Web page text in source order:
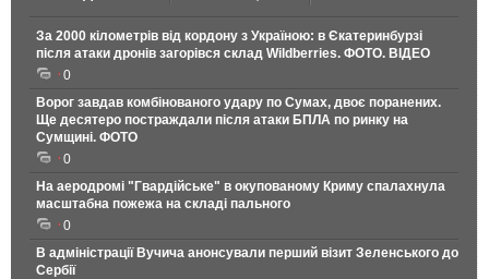
За 2000 кілометрів від кордону з Україною: в Єкатеринбурзі
після атаки дронів загорівся склад Wildberries. ФОТО. ВІДЕО
0
Ворог завдав комбінованого удару по Сумах, двоє поранених.
Ще десятеро постраждали після атаки БПЛА по ринку на
Сумщині. ФОТО
0
На аеродромі "Гвардійське" в окупованому Криму спалахнула
масштабна пожежа на складі пального
0
В адміністрації Вучича анонсували перший візит Зеленського до
Сербії